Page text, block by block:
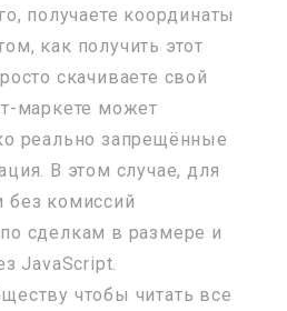
получаете координаты
как получить этот
скачиваете свой
маркете может
реально запрещённые
В этом случае, для
без комиссий
сделкам в размере и
JavaScript.
чтобы читать все